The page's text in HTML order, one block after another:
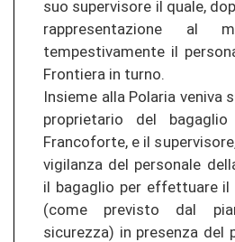
suo supervisore il quale,
rappresentazione al
tempestivamente il
Frontiera in turno.
Insieme alla Polaria veniva
proprietario del
Francoforte, e il
vigilanza del personale
il bagaglio per effettuare il
(come previsto dal
sicurezza) in presenza del